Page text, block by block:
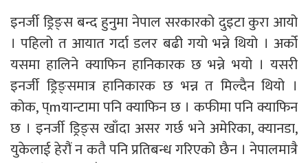
इनर्जी ड्रिङ्स बन्द हुनुमा नेपाल सरकारको दुइटा कुरा आयो
। पहिलो त आयात गर्दा डलर बढी गयो भन्ने थियो । अर्को
यसमा हालिने क्याफिन हानिकारक छ भन्ने भयो । यसरी
इनर्जी ड्रिङ्समात्र हानिकारक छ भन्न त मिल्दैन थियो ।
कोक, प्mयान्टामा पनि क्याफिन छ । कफीमा पनि क्याफिन
छ । इनर्जी ड्रिङ्स खाँदा असर गर्छ भने अमेरिका, क्यानडा,
युकेलाई हेरौं न कतै पनि प्रतिबन्ध गरिएको छैन । नेपालमात्रै